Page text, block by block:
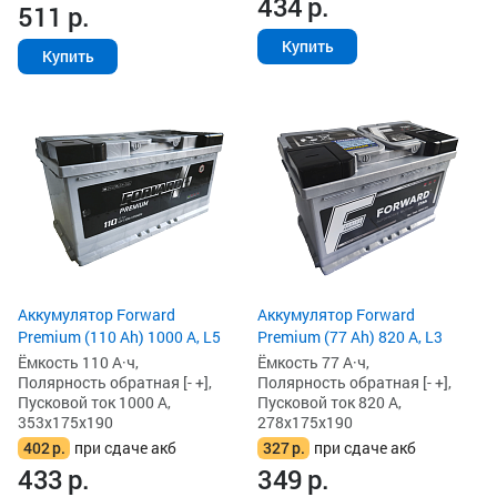
511 р.
Купить Купить
Аккумулятор Forward
Premium (110 Ah) 1000 А, L5
Ёмкость 110 А·ч,
Полярность обратная [- +],
Пусковой ток 1000 А,
353x175x190
402р. при сдаче акб
433р.
Аккумулятор Forward
Premium (77 Ah) 820 А, L3
Ёмкость 77 А·ч,
Полярность обратная [- +],
Пусковой ток 820 А,
278x175x190
327р. при сдаче акб
349р.